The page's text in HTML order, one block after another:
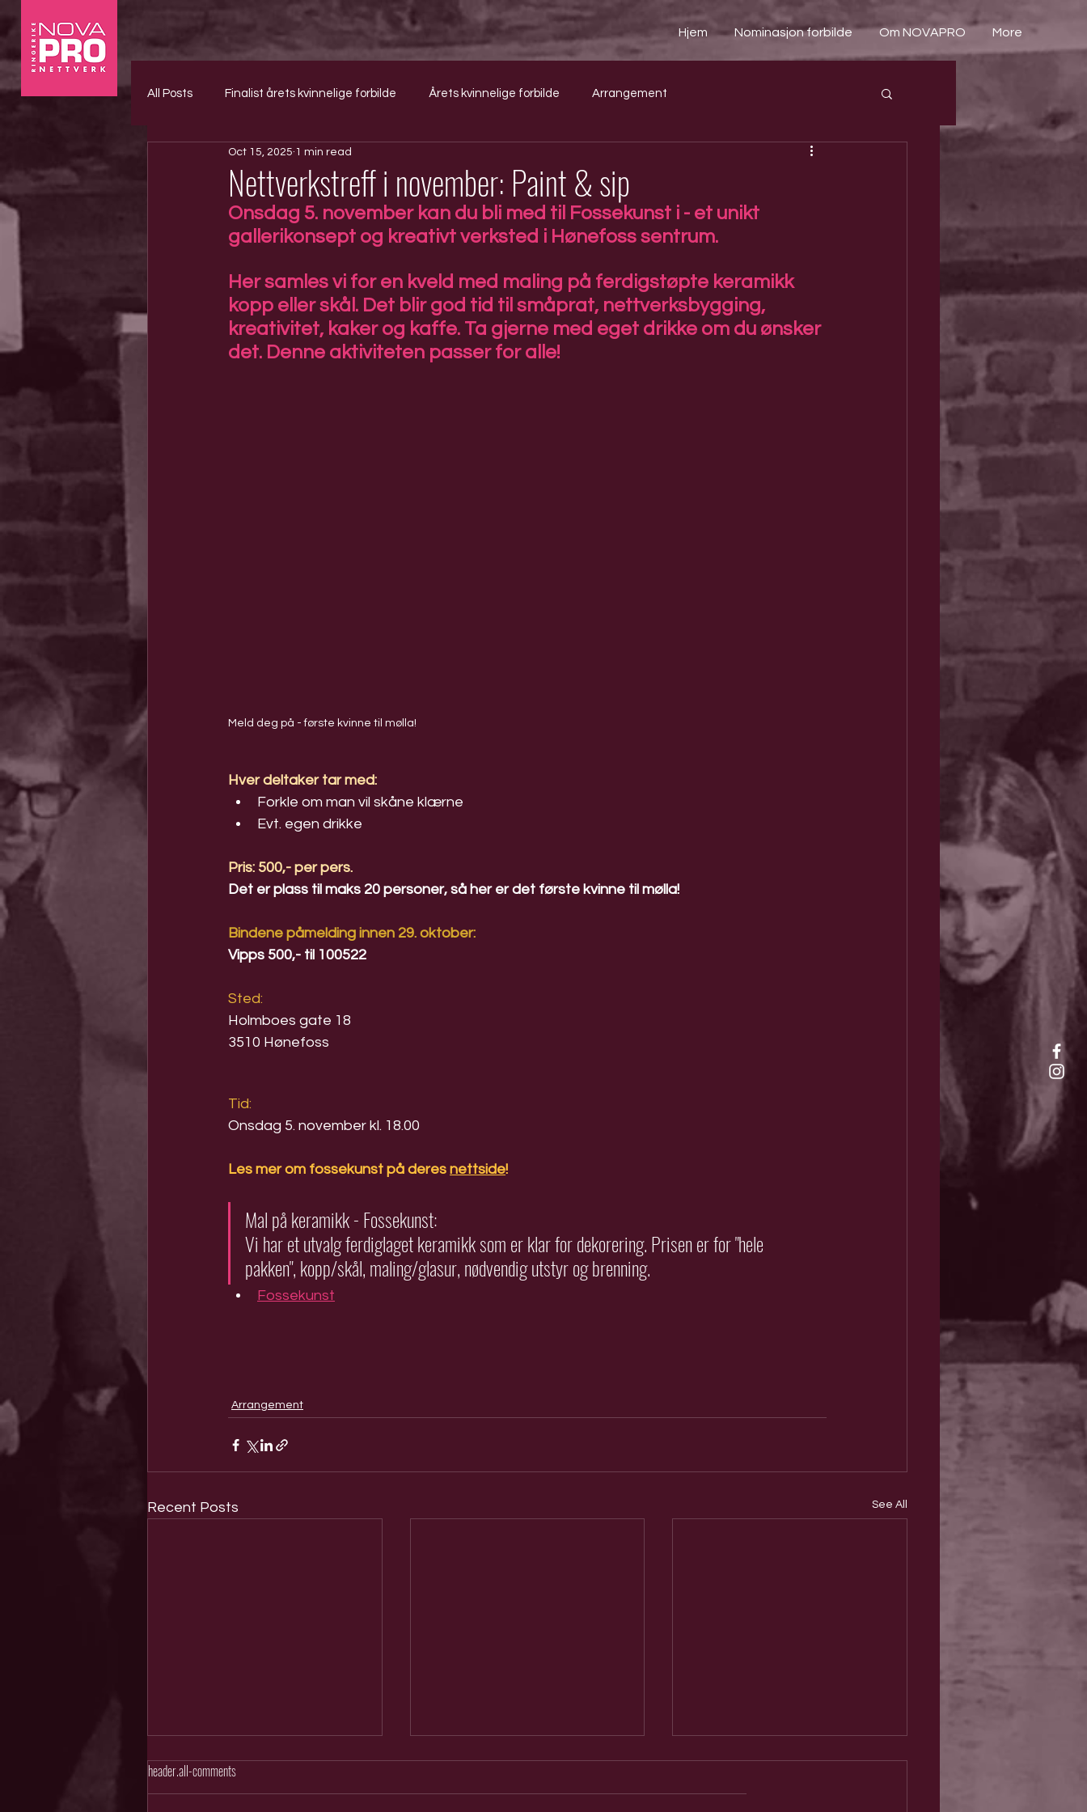
Hjem Nominasjon forbilde Om NOVAPRO More
All Posts Finalist årets kvinnelige forbilde Årets kvinnelige forbilde Arrangement
Nettverkstreff i november: Paint & sip
Oct 15, 2025 1 min read
Onsdag 5. november kan du bli med til Fossekunst i - et unikt
gallerikonsept og kreativt verksted i Hønefoss sentrum.
Her samles vi for en kveld med maling på ferdigstøpte keramikk
kopp eller skål. Det blir god tid til småprat, nettverksbygging,
kreativitet, kaker og kaffe. Ta gjerne med eget drikke om du ønsker
det. Denne aktiviteten passer for alle!
Meld deg på - første kvinne til mølla!
Hver deltaker tar med:
Forkle om man vil skåne klærne
Evt. egen drikke
Pris: 500,- per pers.
Det er plass til maks 20 personer, så her er det første kvinne til mølla!
Bindene påmelding innen 29. oktober:
Vipps 500,- til 100522
Sted:
Holmboes gate 18
3510 Hønefoss
Tid:
Onsdag 5. november kl. 18.00
Les mer om fossekunst på deres nettside!
Mal på keramikk - Fossekunst:
Vi har et utvalg ferdiglaget keramikk som er klar for dekorering. Prisen er for "hele
pakken", kopp/skål, maling/glasur, nødvendig utstyr og brenning.
Fossekunst
Arrangement
Recent Posts See All
header.all-comments